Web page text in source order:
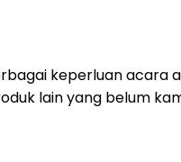
keperluan acara
lain yang belum